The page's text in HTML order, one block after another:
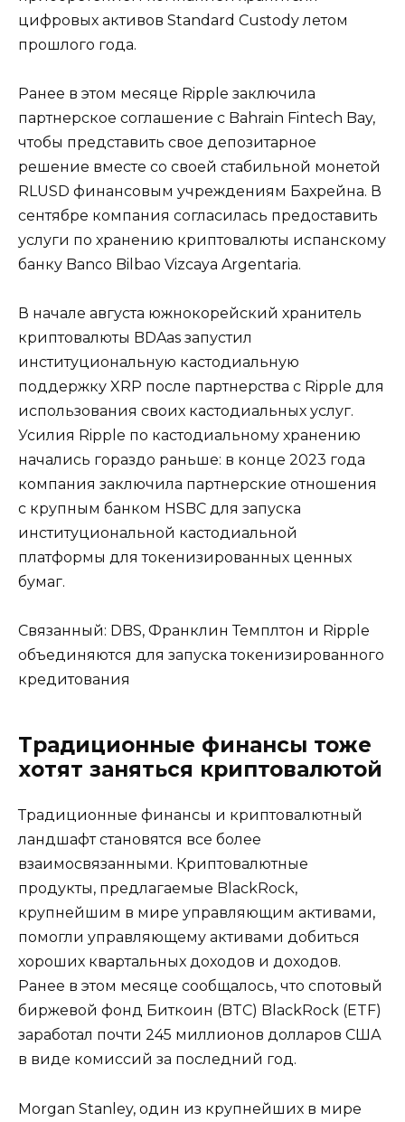
цифровых активов Standard Custody летом
прошлого года.
Ранее в этом месяце Ripple заключила
партнерское соглашение с Bahrain Fintech Bay,
чтобы представить свое депозитарное
решение вместе со своей стабильной монетой
RLUSD финансовым учреждениям Бахрейна. В
сентябре компания согласилась предоставить
услуги по хранению криптовалюты испанскому
банку Banco Bilbao Vizcaya Argentaria.
В начале августа южнокорейский хранитель
криптовалюты BDAas запустил
институциональную кастодиальную
поддержку XRP после партнерства с Ripple для
использования своих кастодиальных услуг.
Усилия Ripple по кастодиальному хранению
начались гораздо раньше: в конце 2023 года
компания заключила партнерские отношения
с крупным банком HSBC для запуска
институциональной кастодиальной
платформы для токенизированных ценных
бумаг.
Связанный: DBS, Франклин Темплтон и Ripple
объединяются для запуска токенизированного
кредитования
Традиционные финансы тоже
хотят заняться криптовалютой
Традиционные финансы и криптовалютный
ландшафт становятся все более
взаимосвязанными. Криптовалютные
продукты, предлагаемые BlackRock,
крупнейшим в мире управляющим активами,
помогли управляющему активами добиться
хороших квартальных доходов и доходов.
Ранее в этом месяце сообщалось, что спотовый
биржевой фонд Биткоин (BTC) BlackRock (ETF)
заработал почти 245 миллионов долларов США
в виде комиссий за последний год.
Morgan Stanley, один из крупнейших в мире